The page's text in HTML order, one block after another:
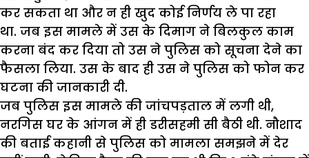
कर सकता था और न ही खुद कोई निर्णय ले पा रहा
था. जब इस मामले में उस के दिमाग ने बिलकुल काम
करना बंद कर दिया तो उस ने पुलिस को सूचना देने का
फैसला लिया. उस के बाद ही उस ने पुलिस को फोन कर
घटना की जानकारी दी.
जब पुलिस इस मामले की जांचपड़ताल में लगी थी,
नरगिस घर के आंगन में ही डरीसहमी सी बैठी थी. नौशाद
की बताई कहानी से पुलिस को मामला समझने में देर